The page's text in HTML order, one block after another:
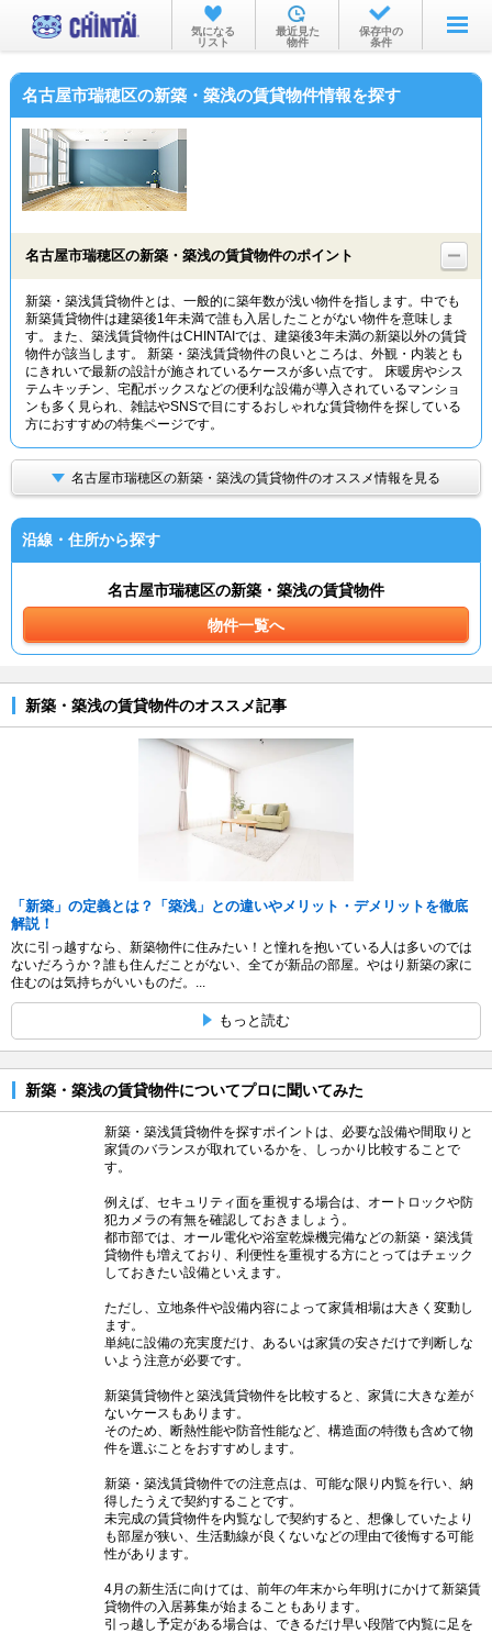
お部屋を探す
沿線・駅から
物件特集から
TOP
気になる
リスト
最近見た
物件
保存中の
条件
名古屋市瑞穂区の新築・築浅の賃貸物件情報を探す
名古屋市瑞穂区の新築・築浅の賃貸物件のポイント
新築・築浅賃貸物件とは、一般的に築年数が浅い物件を指します。中でも
新築賃貸物件は建築後1年未満で誰も入居したことがない物件を意味しま
す。また、築浅賃貸物件はCHINTAIでは、建築後3年未満の新築以外の賃貸
物件が該当します。 新築・築浅賃貸物件の良いところは、外観・内装とも
にきれいで最新の設計が施されているケースが多い点です。 床暖房やシス
テムキッチン、宅配ボックスなどの便利な設備が導入されているマンショ
ンも多く見られ、雑誌やSNSで目にするおしゃれな賃貸物件を探している
方におすすめの特集ページです。
名古屋市瑞穂区の新築・築浅の賃貸物件のオススメ情報を見る
沿線・住所から探す
名古屋市瑞穂区の新築・築浅の賃貸物件
物件一覧へ
新築・築浅の賃貸物件のオススメ記事
「新築」の定義とは？「築浅」との違いやメリット・デメリットを徹底
解説！
次に引っ越すなら、新築物件に住みたい！と憧れを抱いている人は多いのでは
ないだろうか？誰も住んだことがない、全てが新品の部屋。やはり新築の家に
住むのは気持ちがいいものだ。...
もっと読む
新築・築浅の賃貸物件についてプロに聞いてみた
新築・築浅賃貸物件を探すポイントは、必要な設備や間取りと
家賃のバランスが取れているかを、しっかり比較することで
す。
例えば、セキュリティ面を重視する場合は、オートロックや防
犯カメラの有無を確認しておきましょう。
都市部では、オール電化や浴室乾燥機完備などの新築・築浅賃
貸物件も増えており、利便性を重視する方にとってはチェック
しておきたい設備といえます。
ただし、立地条件や設備内容によって家賃相場は大きく変動し
ます。
単純に設備の充実度だけ、あるいは家賃の安さだけで判断しな
いよう注意が必要です。
新築賃貸物件と築浅賃貸物件を比較すると、家賃に大きな差が
ないケースもあります。
そのため、断熱性能や防音性能など、構造面の特徴も含めて物
件を選ぶことをおすすめします。
新築・築浅賃貸物件での注意点は、可能な限り内覧を行い、納
得したうえで契約することです。
未完成の賃貸物件を内覧なしで契約すると、想像していたより
も部屋が狭い、生活動線が良くないなどの理由で後悔する可能
性があります。
4月の新生活に向けては、前年の年末から年明けにかけて新築賃
貸物件の入居募集が始まることもあります。
引っ越し予定がある場合は、できるだけ早い段階で内覧に足を